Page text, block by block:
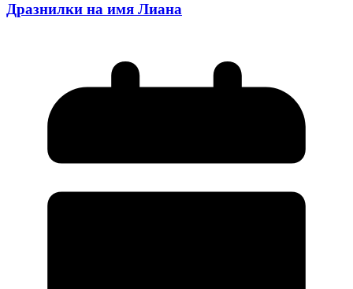
Дразнилки на имя Лиана